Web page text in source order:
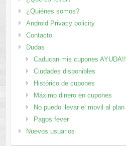
¿Quiénes somos?
Android Privacy policity
Contacto
Dudas
Caducan mis cupones AYUDA!!
Ciudades disponibles
Histórico de cupones
Máximo dinero en cupones
No puedo llevar el movil al plan
Pagos fever
Nuevos usuarios